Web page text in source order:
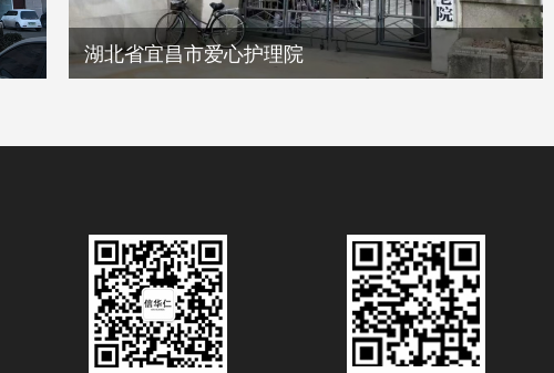
湖北省宜昌市爱心护理院